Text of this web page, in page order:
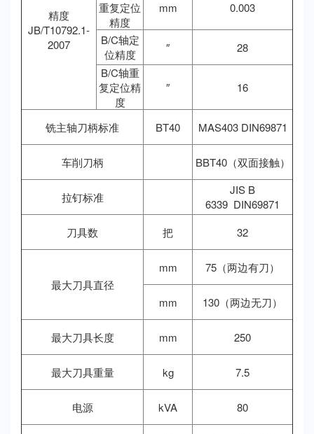
精度
JB/T10792.1-
2007
重复定位
精度
mm 0.003
B/C轴定
位精度
″
28
B/C轴重
复定位精
度
″ 16
铣主轴刀柄标准 BT40 MAS403 DIN69871
车削刀柄 BBT40（双面接触）
拉钉标准
JIS B
6339 DIN69871
刀具数
把 32
最大刀具直径
mm 75（两边有刀）
mm 130（两边无刀）
最大刀具长度 mm 250
最大刀具重量 kg 7.5
电源 kVA 80